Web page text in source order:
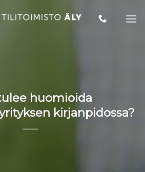
huomioida
kirjanpidossa?